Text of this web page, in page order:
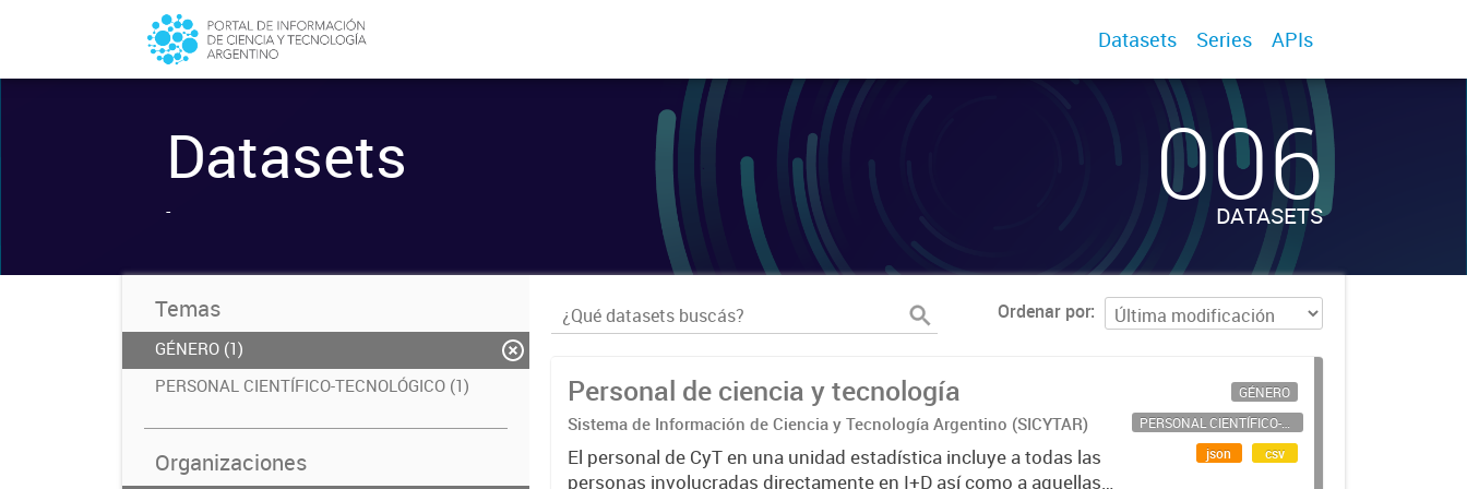
Datasets Series APIs
Datasets
- 006
DATASETS
Temas
GÉNERO (1)
PERSONAL CIENTÍFICO-TECNOLÓGICO (1)
Organizaciones
Ordenar por
Personal de ciencia y tecnología
Sistema de Información de Ciencia y Tecnología Argentino (SICYTAR)
El personal de CyT en una unidad estadística incluye a todas las
personas involucradas directamente en I+D así como a aquellas
GÉNERO
PERSONAL CIENTÍFICO-TECNOLÓGICO
json
csv